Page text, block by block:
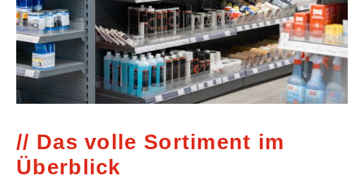
Das volle Sortiment im
Überblick